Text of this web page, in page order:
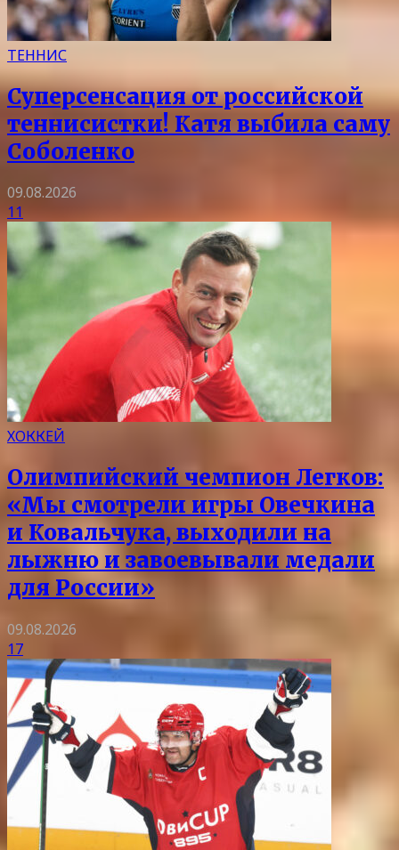
ТЕННИС
Суперсенсация от российской
теннисистки! Катя выбила саму
Соболенко
09.08.2026
11
ХОККЕЙ
Олимпийский чемпион Легков:
«Мы смотрели игры Овечкина
и Ковальчука, выходили на
лыжню и завоевывали медали
для России»
09.08.2026
17